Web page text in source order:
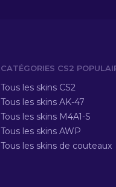
CATÉGORIES CS2
Tous les skins CS2
Tous les skins AK-47
Tous les skins M4A1-S
Tous les skins AWP
Tous les skins de couteaux